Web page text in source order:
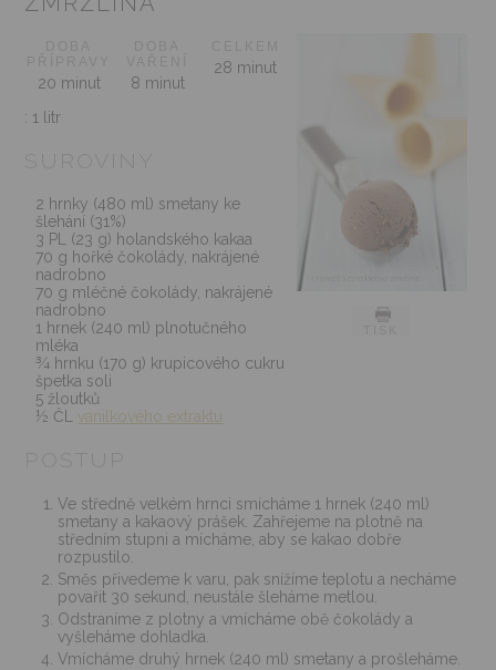
20 minut 8 minut
28 minut
: 1 litr
2 hrnky (480 ml) smetany ke
šlehání (31%)
3 PL (23 g) holandského kakaa
70 g hořké čokolády, nakrájené
nadrobno
70 g mléčné čokolády, nakrájené
nadrobno
1 hrnek (240 ml) plnotučného
mléka
¾ hrnku (170 g) krupicového cukru
špetka soli
5 žloutků
½ ČL vanilkového extraktu
Ve středně velkém hrnci smícháme 1 hrnek (240 ml)
smetany a kakaový prášek. Zahřejeme na plotně na
středním stupni a mícháme, aby se kakao dobře
rozpustilo.
Směs přivedeme k varu, pak snížíme teplotu a necháme
povařit 30 sekund, neustále šleháme metlou.
Odstraníme z plotny a vmícháme obě čokolády a
vyšleháme dohladka.
Vmícháme druhý hrnek (240 ml) smetany a prošleháme.